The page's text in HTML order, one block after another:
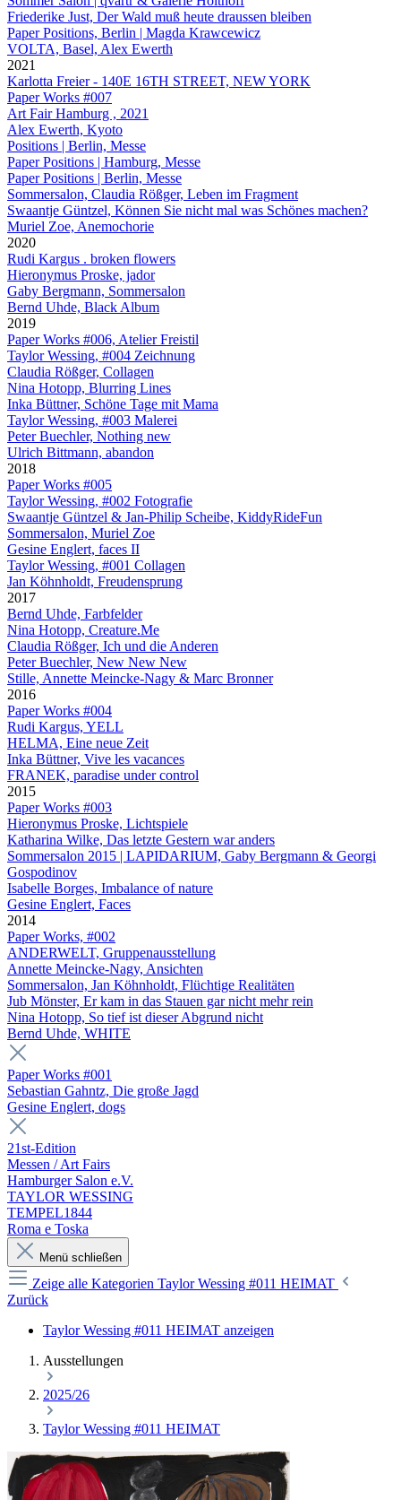
Friederike Just, Der Wald muß heute draussen bleiben
Paper Positions, Berlin | Magda Krawcewicz
VOLTA, Basel, Alex Ewerth
2021
Karlotta Freier - 140E 16TH STREET, NEW YORK
Paper Works #007
Art Fair Hamburg , 2021
Alex Ewerth, Kyoto
Positions | Berlin, Messe
Paper Positions | Hamburg, Messe
Paper Positions | Berlin, Messe
Sommersalon, Claudia Rößger, Leben im Fragment
Swaantje Güntzel, Können Sie nicht mal was Schönes machen?
Muriel Zoe, Anemochorie
2020
Rudi Kargus . broken flowers
Hieronymus Proske, jador
Gaby Bergmann, Sommersalon
Bernd Uhde, Black Album
2019
Paper Works #006, Atelier Freistil
Taylor Wessing, #004 Zeichnung
Claudia Rößger, Collagen
Nina Hotopp, Blurring Lines
Inka Büttner, Schöne Tage mit Mama
Taylor Wessing, #003 Malerei
Peter Buechler, Nothing new
Ulrich Bittmann, abandon
2018
Paper Works #005
Taylor Wessing, #002 Fotografie
Swaantje Güntzel & Jan-Philip Scheibe, KiddyRideFun
Sommersalon, Muriel Zoe
Gesine Englert, faces II
Taylor Wessing, #001 Collagen
Jan Köhnholdt, Freudensprung
2017
Bernd Uhde, Farbfelder
Nina Hotopp, Creature.Me
Claudia Rößger, Ich und die Anderen
Peter Buechler, New New New
Stille, Annette Meincke-Nagy & Marc Bronner
2016
Paper Works #004
Rudi Kargus, YELL
HELMA, Eine neue Zeit
Inka Büttner, Vive les vacances
FRANEK, paradise under control
2015
Paper Works #003
Hieronymus Proske, Lichtspiele
Katharina Wilke, Das letzte Gestern war anders
Sommersalon 2015 | LAPIDARIUM, Gaby Bergmann & Georgi
Gospodinov
Isabelle Borges, Imbalance of nature
Gesine Englert, Faces
2014
Paper Works, #002
ANDERWELT, Gruppenausstellung
Annette Meincke-Nagy, Ansichten
Sommersalon, Jan Köhnholdt, Flüchtige Realitäten
Jub Mönster, Er kam in das Stauen gar nicht mehr rein
Nina Hotopp, So tief ist dieser Abgrund nicht
Bernd Uhde, WHITE
Paper Works #001
Sebastian Gahntz, Die große Jagd
Gesine Englert, dogs
21st-Edition
Messen / Art Fairs
Hamburger Salon e.V.
TAYLOR WESSING
TEMPEL1844
Roma e Toska
Menü schließen
Zeige alle Kategorien Taylor Wessing #011 HEIMAT
Zurück
Taylor Wessing #011 HEIMAT anzeigen
Ausstellungen
2025/26
Taylor Wessing #011 HEIMAT